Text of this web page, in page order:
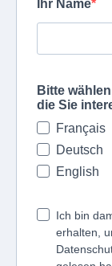
Ihr Name
Bitte
die Sie
Français
Deutsch
English
Ich bin
erhalten,